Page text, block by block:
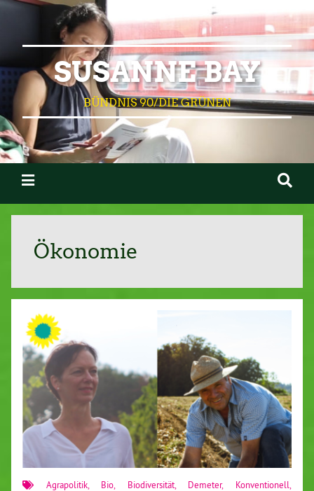
SUSANNE BAY
BÜNDNIS 90/DIE GRÜNEN
Ökonomie
Agrapolitik, Bio Biodiversität, Demeter, Konventionell